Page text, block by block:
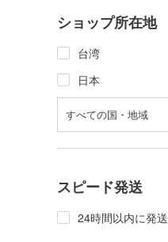
ショップ所在地
台湾
日本
すべての国・地域
スピード発送
24時間以内に発送